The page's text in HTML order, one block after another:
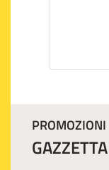
PROMOZIONI